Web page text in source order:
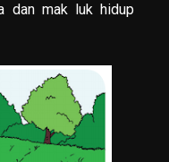
dan mak luk hidup